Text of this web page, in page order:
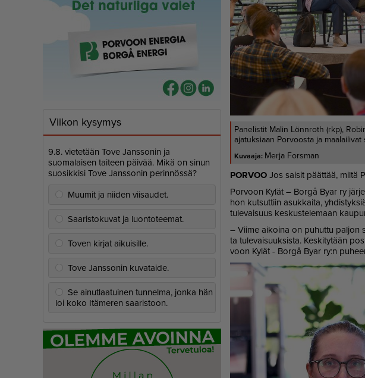
Viikon kysymys
9.8. vietetään Tove Janssonin ja
suomalaisen taiteen päivää. Mikä on sinun
suosikkisi Tove Janssonin perinnössä?
Muumit ja niiden viisaudet.
Saaristokuvat ja luontoteemat.
Toven kirjat aikuisille.
Tove Janssonin kuvataide.
Se ainutlaatuinen tunnelma, jonka hän
loi koko Itämeren saaristoon.
Panelistit Malin Lönnroth (rkp),
ajatuksiaan Porvoosta ja
Merja Forsman
POR­VOO Jos sai­sit päät­tää, mil­tä
Por­voon Ky­lät – Bor­gå Byar ry
hon kut­sut­tiin asuk­kai­ta,
tu­le­vai­suus kes­kus­te­le­maan
– Vii­me ai­koi­na on pu­hut­tu pal­jon
ta tu­le­vai­suuk­sis­ta. Kes­ki­ty­tään
voon Ky­lät - Bor­gå Byar ry:n